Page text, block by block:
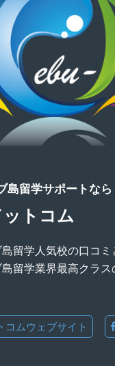
島留学サポートなら
トコム
留学人気校の口コミ
留学業界最高クラ
コムウェブサイト